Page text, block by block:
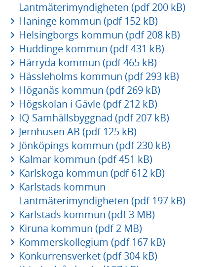
Lantmäterimyndigheten (pdf 200 kB)
Haninge kommun (pdf 152 kB)
Helsingborgs kommun (pdf 208 kB)
Huddinge kommun (pdf 431 kB)
Härryda kommun (pdf 465 kB)
Hässleholms kommun (pdf 293 kB)
Höganäs kommun (pdf 269 kB)
Högskolan i Gävle (pdf 212 kB)
IQ Samhällsbyggnad (pdf 207 kB)
Jernhusen AB (pdf 125 kB)
Jönköpings kommun (pdf 230 kB)
Kalmar kommun (pdf 451 kB)
Karlskoga kommun (pdf 612 kB)
Karlstads kommun
Lantmäterimyndigheten (pdf 197 kB)
Karlstads kommun (pdf 3 MB)
Kiruna kommun (pdf 2 MB)
Kommerskollegium (pdf 167 kB)
Konkurrensverket (pdf 304 kB)